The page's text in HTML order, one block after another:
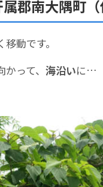
郡南大隅町
動です。
って、 海沿いに…